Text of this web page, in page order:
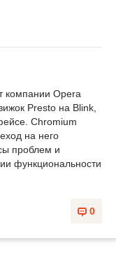
компании Opera
Presto на Blink,
Chromium
на него
проблем и
функциональности
0